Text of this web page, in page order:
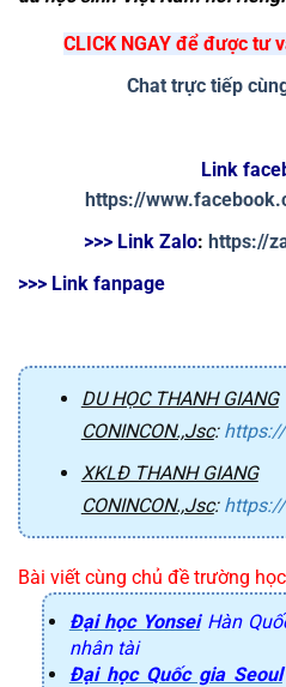
CLICK NGAY để được tư
Chat trực tiếp
https://
>>> Link Zalo: https://
>>> Link fanpage
DU HỌC THANH GIANG
CONINCON.,Jsc:
XKLĐ THANH GIANG
CONINCON.,Jsc:
Bài viết cùng chủ đề trường
Đại học YonseiHàn
nhân tài
Đại học Quốc gia Seoul